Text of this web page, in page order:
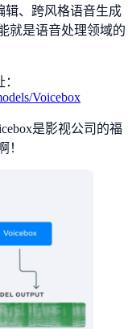
辑、跨风格语音生成
就是语音处理领域的
Voicebox
是影视公司的福
！